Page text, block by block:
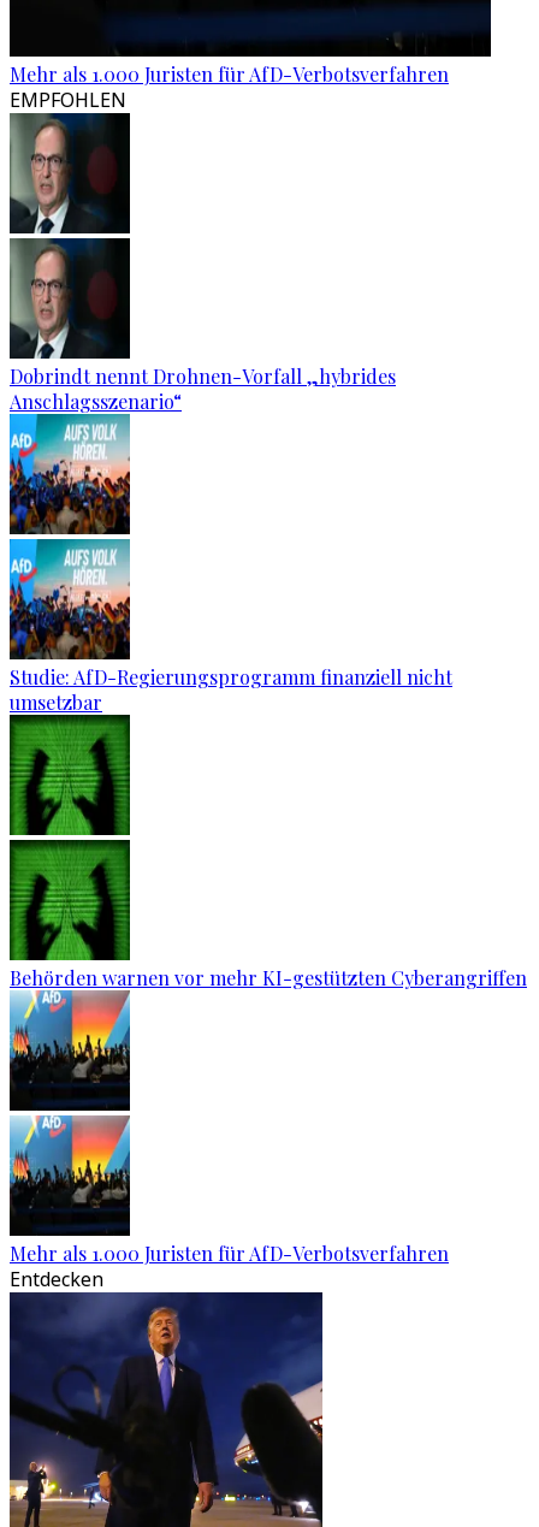
Mehr als 1.000 Juristen für AfD-Verbotsverfahren
EMPFOHLEN
Dobrindt nennt Drohnen-Vorfall „hybrides
Anschlagsszenario“
Studie: AfD-Regierungsprogramm finanziell nicht
umsetzbar
Behörden warnen vor mehr KI-gestützten Cyberangriffen
Mehr als 1.000 Juristen für AfD-Verbotsverfahren
Entdecken